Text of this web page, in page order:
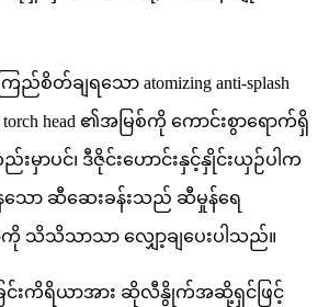
ည်စိတ်ချရသော atomizing anti-splash
torch head ၏အမြစ်ကို ကောင်းစွာရောက်ရှိ
မှာပင်၊ ဒီဇိုင်းဟောင်းနှင့်နှိုင်းယှဉ်ပါက
ော ဆီဆေးခန်းသည် ဆီမှုန်ရေ
သိသိသာသာ လျှော့ချပေးပါသည်။
ခြင်းကိရိယာအား ဆိုလီနွိုက်အဆို့ရှင်ဖြင့်